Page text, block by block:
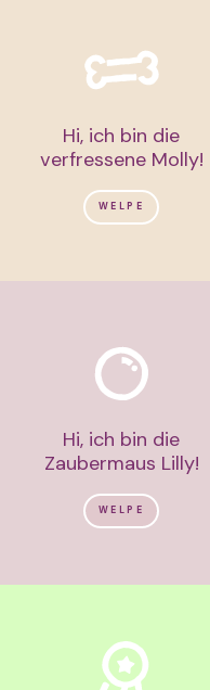
Hi, ich bin die
verfressene Molly!
WELPE
Hi, ich bin die
Zaubermaus Lilly!
WELPE